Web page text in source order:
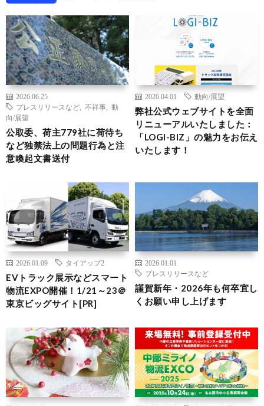
2026.06.25
プレスリリースなど
不祥事
動
向/展望
公取委、荷主779社に荷待ち
など独禁法上の問題行為と注
意喚起文書送付
2026.04.01 動向/展望
弊社公式ウェブサイトを全面
リニューアルいたしました：
「LOGI-BIZ」の魅力をお伝え
いたします！
2026.01.09 タイアップ2
EVトラック展示などスマート
物流EXPO開催！1/21～23＠
東京ビッグサイト[PR]
2026.01.01
プレスリリースなど
謹賀新年・2026年も何卒宜し
くお願い申し上げます